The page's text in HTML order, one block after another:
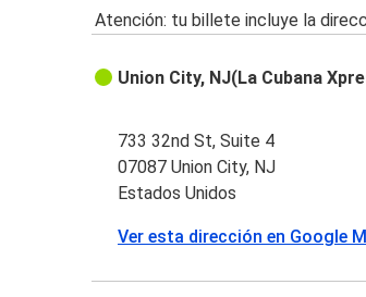
Atención: tu billete incluye la
Union City, NJ(La Cubana
733 32nd St, Suite 4
07087 Union City, NJ
Estados Unidos
Ver esta dirección en Google